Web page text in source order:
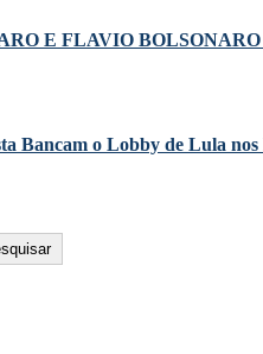
E FLAVIO
Bancam o Lobby de Lula